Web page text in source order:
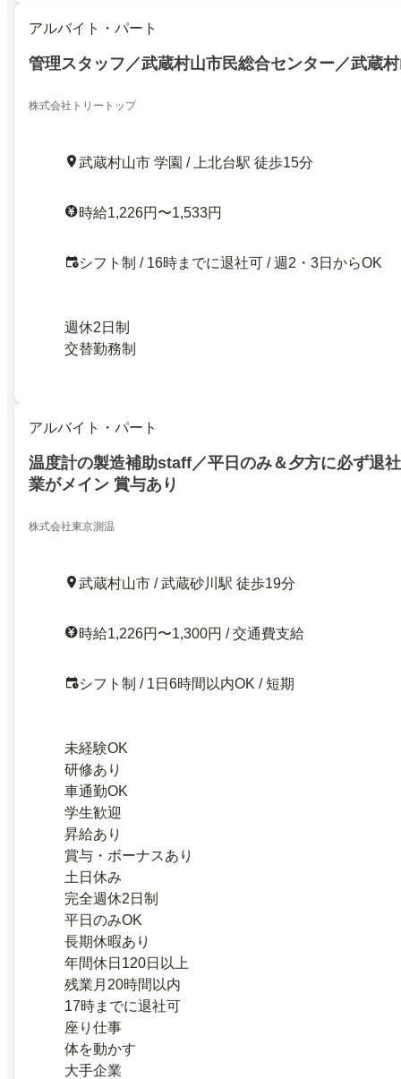
アルバイト・パート
管理スタッフ／武蔵村山市民総合センター／武蔵
株式会社トリートップ
武蔵村山市 学園 / 上北台駅 徒歩15分
時給1,226円〜1,533円
シフト制 / 16時までに退社可 / 週2・3日からOK
週休2日制
交替勤務制
アルバイト・パート
温度計の製造補助staff／平日のみ＆夕方に必ず退
業がメイン 賞与あり
株式会社東京測温
武蔵村山市 / 武蔵砂川駅 徒歩19分
時給1,226円〜1,300円 / 交通費支給
シフト制 / 1日6時間以内OK / 短期
未経験OK
研修あり
車通勤OK
学生歓迎
昇給あり
賞与・ボーナスあり
土日休み
完全週休2日制
平日のみOK
長期休暇あり
年間休日120日以上
残業月20時間以内
17時までに退社可
座り仕事
体を動かす
大手企業